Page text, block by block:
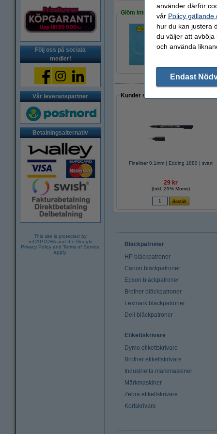
Följ oss på sociala
medier!
Vår leveranspartner
Betalningsalternativ
This site is protected by
reCAPTCHA and the Google
Privacy Policy and Terms of Service
apply.
Glöm inte att beställa!
Millimeterblock
24 kr
Kunder som gjort ett liknande köp
Fineliner 0.1mm | Edding 1880 | svart
29 kr
(Inkl. 25% Moms)
Bläckpatroner
HP bläckpatroner
Canon bläckpatroner
Epson bläckpatroner
Brother bläckpatroner
Lexmark bläckpatroner
Dell bläckpatroner
Etikettskrivare
Dymo etikettskrivare
Brother etikettskrivare
Industriella märkmaskiner
Märkmaskiner
Zebra etikettskrivare
Kortskrivare
använder därför
vår Policy gällande
hur du kan justera
du väljer att avböja
och använda
Endast